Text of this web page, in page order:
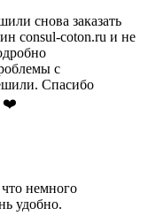
снова заказать
consul-coton.ru и не
с
Спасибо
❤️
немного
удобно.